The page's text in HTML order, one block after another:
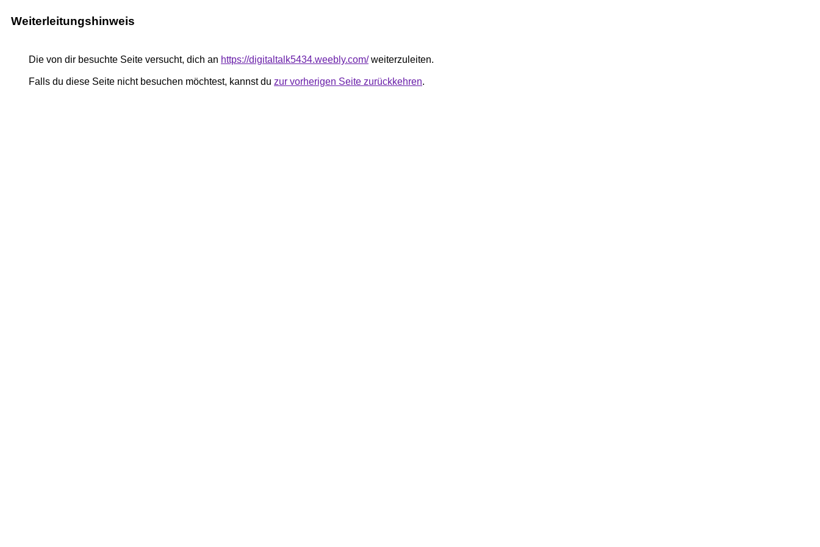
Weiterleitungshinweis
Die von dir besuchte Seite versucht, dich an https://digitaltalk5434.weebly.com/weiterzuleiten.
Falls du diese Seite nicht besuchen möchtest, kannst du zur vorherigen Seite zurückkehren.